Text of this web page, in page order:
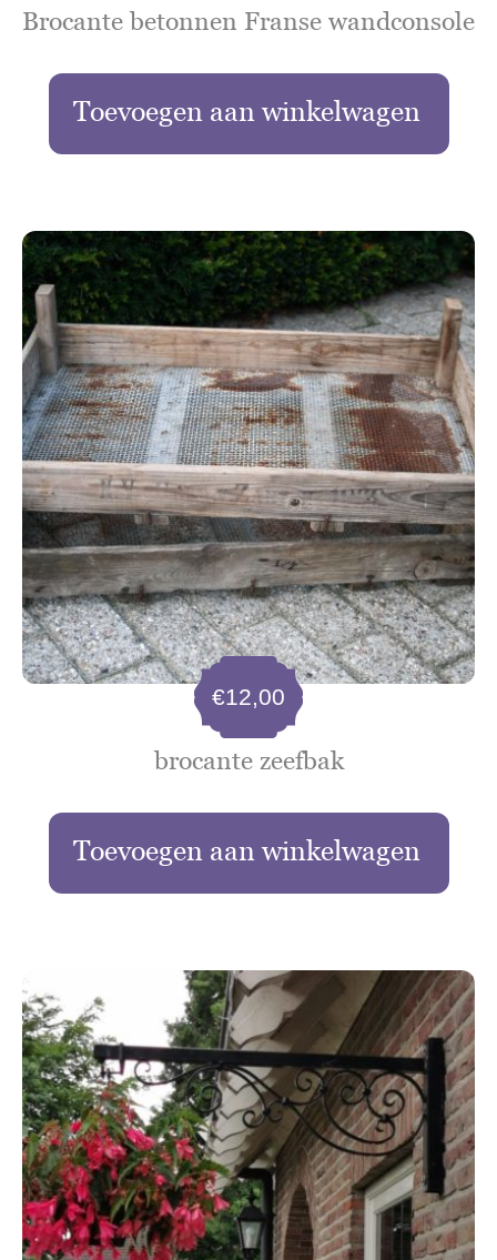
Brocante betonnen Franse wandconsole
Toevoegen aan winkelwagen
brocante zeefbak
€12,00
Toevoegen aan winkelwagen